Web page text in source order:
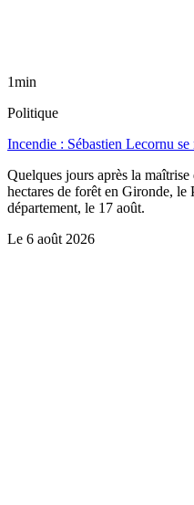
1min
Politique
Incendie : Sébastien Lecornu
Quelques jours après la
hectares de forêt en Gironde, le
département, le 17 août.
Le 6 août 2026